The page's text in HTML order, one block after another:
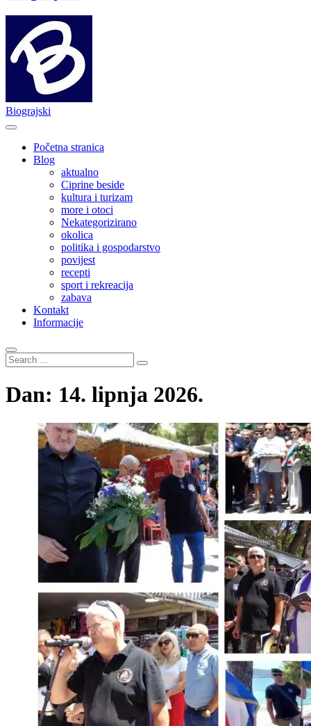
Biograjski
Početna stranica
Blog
aktualno
Ciprine beside
kultura i turizam
more i otoci
Nekategorizirano
okolica
politika i gospodarstvo
povijest
recepti
sport i rekreacija
zabava
Kontakt
Informacije
Search
…
Dan: 14. lipnja 2026.